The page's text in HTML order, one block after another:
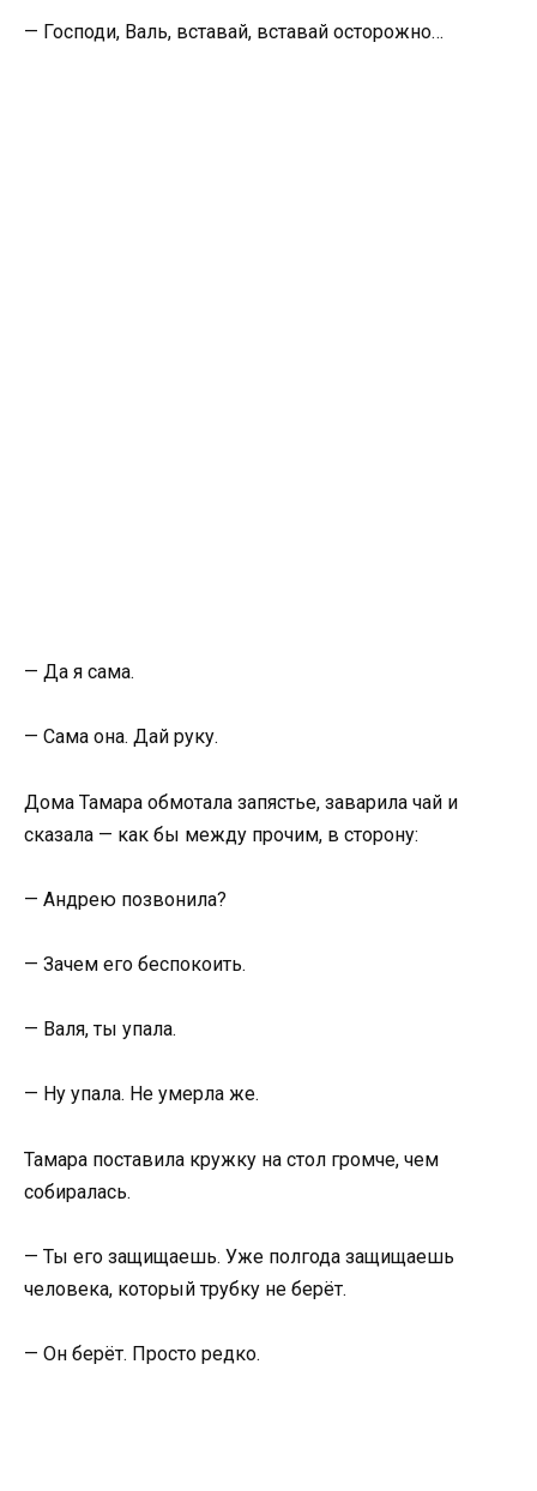
— Господи, Валь, вставай, вставай осторожно…
— Да я сама.
— Сама она. Дай руку.
Дома Тамара обмотала запястье, заварила чай и
сказала — как бы между прочим, в сторону:
— Андрею позвонила?
— Зачем его беспокоить.
— Валя, ты упала.
— Ну упала. Не умерла же.
Тамара поставила кружку на стол громче, чем
собиралась.
— Ты его защищаешь. Уже полгода защищаешь
человека, который трубку не берёт.
— Он берёт. Просто редко.